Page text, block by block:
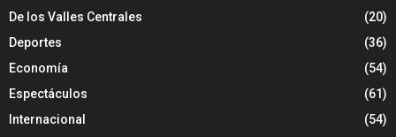
De los Valles Centrales
(20)
Deportes
(36)
Economía
(54)
Espectáculos
(61)
Internacional
(54)